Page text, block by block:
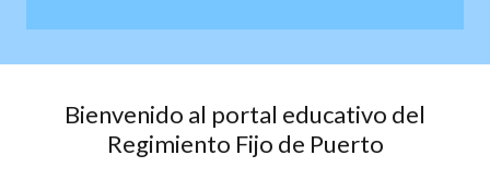
Bienvenido al portal educativo del
Regimiento Fijo de Puerto